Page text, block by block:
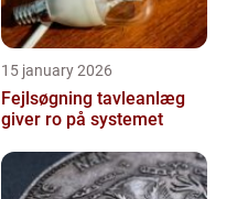
15 january 2026
Fejlsøgning tavleanlæg
giver ro på systemet